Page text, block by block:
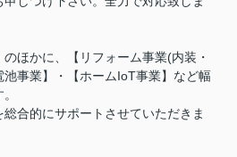
ほかに、【リフォーム事業(内装・
事業】・【ホームIoT事業】など幅
合的にサポートさせていただきま